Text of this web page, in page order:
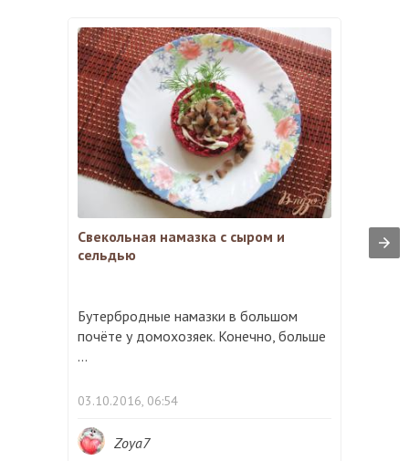
Свекольная намазка с сыром и
сельдью
Бутербродные намазки в большом
почёте у домохозяек. Конечно, больше
...
03.10.2016, 06:54
Zoya7